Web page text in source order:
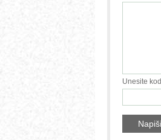
Unesite kod